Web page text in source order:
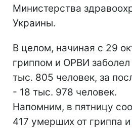
Министерства
Украины.
В целом, начиная с 29
гриппом и ОРВИ
тыс. 805 человек, за
- 18 тыс. 978 человек.
Напомним, в пятницу
417 умерших от гриппа